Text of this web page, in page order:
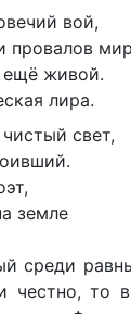
вой,
провалов
ещё живой.
лира.
свет,
земле
среди
честно, то